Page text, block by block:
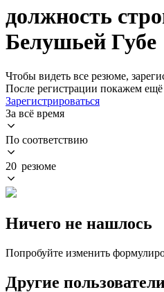
должность
Белушьей Губе
Чтобы видеть все резюме,
После регистрации покажем
Зарегистрироваться
За всё время
По соответствию
20 резюме
Ничего не нашлось
Попробуйте изменить
Другие